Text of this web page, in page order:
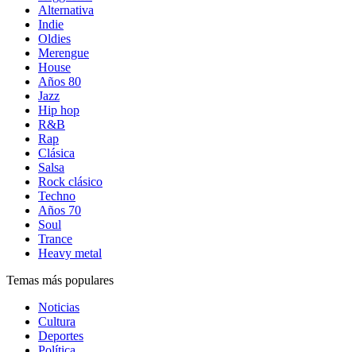
Alternativa
Indie
Oldies
Merengue
House
Años 80
Jazz
Hip hop
R&B
Rap
Clásica
Salsa
Rock clásico
Techno
Años 70
Soul
Trance
Heavy metal
Temas más populares
Noticias
Cultura
Deportes